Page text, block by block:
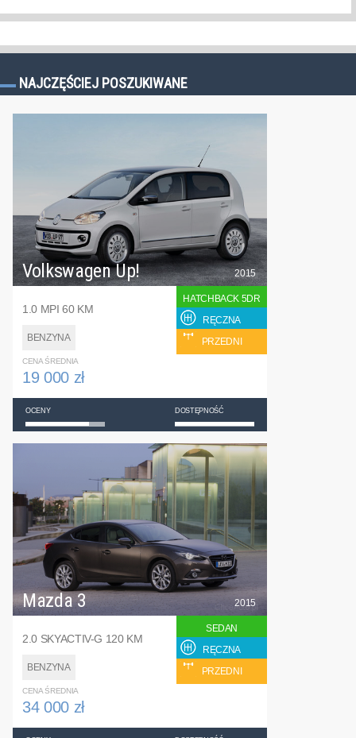
NAJCZĘŚCIEJ POSZUKIWANE
Volkswagen Up!
1.0 MPI 60 KM
BENZYNA
2015
HATCHBACK 5DR
RĘCZNA
PRZEDNI
CENA ŚREDNIA
19 000 zł
OCENY DOSTĘPNOŚĆ
Mazda 3
2.0 SKYACTIV-G 120 KM
BENZYNA
2015
SEDAN
RĘCZNA
PRZEDNI
CENA ŚREDNIA
34 000 zł